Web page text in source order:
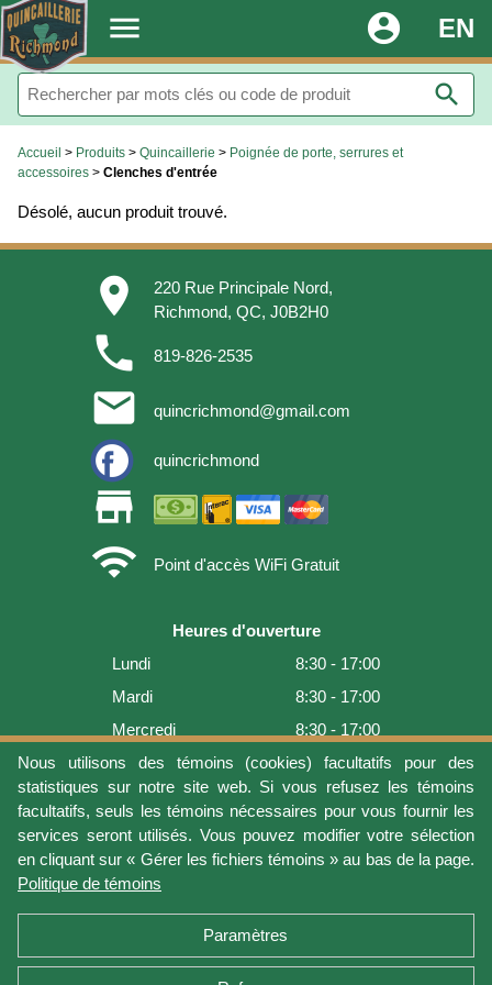
. menu EN
account_circle
search
Nous utilisons des témoins (cookies) facultatifs pour des
statistiques sur notre site web. Si vous refusez les témoins
facultatifs, seuls les témoins nécessaires pour vous fournir les
services seront utilisés. Vous pouvez modifier votre sélection
en cliquant sur « Gérer les fichiers témoins » au bas de la page.
Politique de témoins
Paramètres
Accueil > Produits > Quincaillerie > Poignée de porte, serrures et
accessoires > Clenches d'entrée
Désolé, aucun produit trouvé.
place
220 Rue Principale Nord,
Richmond, QC, J0B2H0
phone 819-826-2535
email quincrichmond@gmail.com
quincrichmond
store
wifi
Point d'accès WiFi Gratuit
Heures d'ouverture
Lundi
8:30 - 17:00
Mardi
8:30 - 17:00
Mercredi
8:30 - 17:00
Jeudi
8:30 - 17:00
Vendredi
8:30 - 17:00
Samedi
9:00 - 16:00
Dimanche
Fermé